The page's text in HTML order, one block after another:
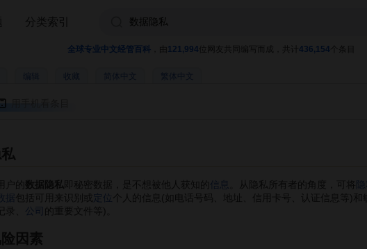
全球专业中文经管百科 121,994 位网友共同编写而成，共计 436,154 个条目
收藏
的 数据隐私 即秘密数据，是不想被他人获知的 信息 。从隐私所有者的角度，可将
据 包括可用来识别或 定位 个人的信息(如电话号码、地址、信用卡号、认证信息等)和
录、 公司 的重要文件等)。
因素
分类索引